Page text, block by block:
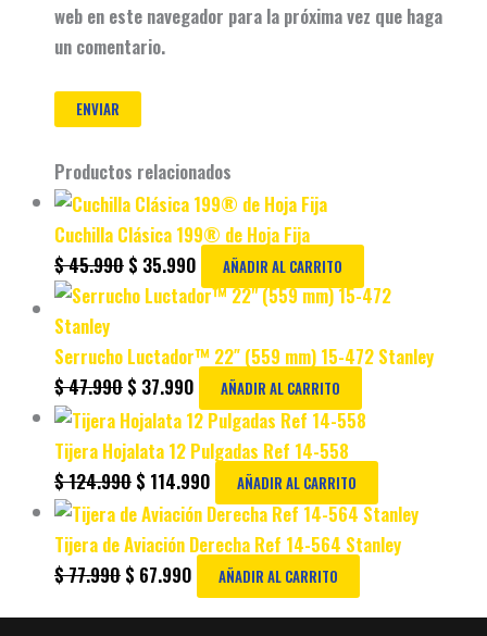
web en este navegador para la próxima vez que haga
un comentario.
Productos relacionados
Cuchilla Clásica 199® de Hoja Fija
$45.990 $ 35.990 AÑADIR AL CARRITO
Serrucho Luctador™ 22″ (559 mm) 15-472 Stanley
$47.990 $ 37.990 AÑADIR AL CARRITO
Tijera Hojalata 12 Pulgadas Ref 14-558
$124.990 $ 114.990 AÑADIR AL CARRITO
Tijera de Aviación Derecha Ref 14-564 Stanley
$77.990 $ 67.990 AÑADIR AL CARRITO